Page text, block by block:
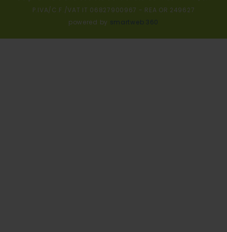
P.IVA/C.F./VAT IT 06827900967 - REA OR 249627
powered by